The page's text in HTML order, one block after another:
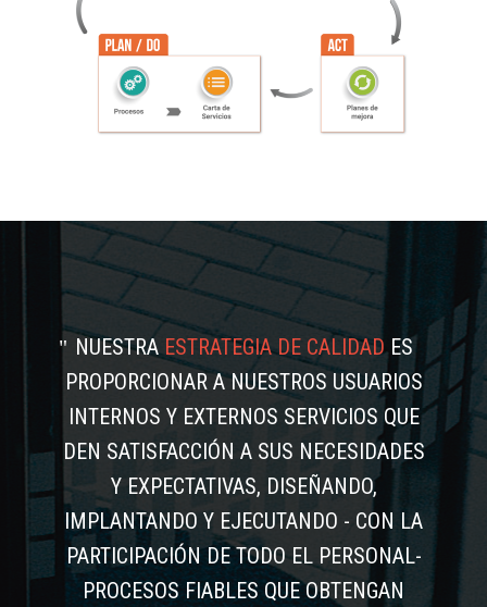
NUESTRAESTRATEGIA DE CALIDADES
PROPORCIONAR A NUESTROS USUARIOS
INTERNOS Y EXTERNOS SERVICIOS QUE
DEN SATISFACCIÓN A SUS NECESIDADES
Y EXPECTATIVAS, DISEÑANDO,
IMPLANTANDO Y EJECUTANDO - CON LA
PARTICIPACIÓN DE TODO EL PERSONAL-
PROCESOS FIABLES QUE OBTENGAN